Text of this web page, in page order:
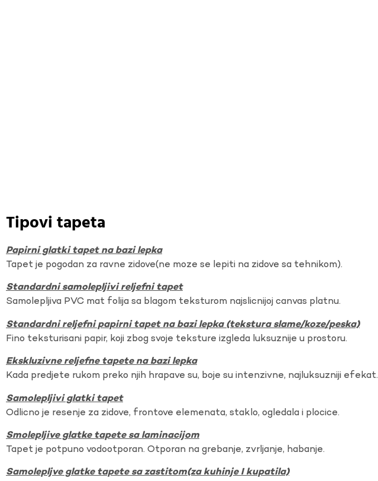
Tipovi tapeta
Papirni glatki tapet na bazi lepka
Tapet je pogodan za ravne zidove(ne moze se lepiti na zidove sa tehnikom).
Standardni samolepljivi reljefni tapet
Samolepljiva PVC mat folija sa blagom teksturom najslicnijoj canvas platnu.
Standardni reljefni papirni tapet na bazi lepka (tekstura slame/koze/peska)
Fino teksturisani papir, koji zbog svoje teksture izgleda luksuznije u prostoru.
Ekskluzivne reljefne tapete na bazi lepka
Kada predjete rukom preko njih hrapave su, boje su intenzivne, najluksuzniji efekat.
Samolepljivi glatki tapet
Odlicno je resenje za zidove, frontove elemenata, staklo, ogledala i plocice.
Smolepljive glatke tapete sa laminacijom
Tapet je potpuno vodootporan. Otporan na grebanje, zvrljanje, habanje.
Samolepljve glatke tapete sa zastitom(za kuhinje I kupatila)